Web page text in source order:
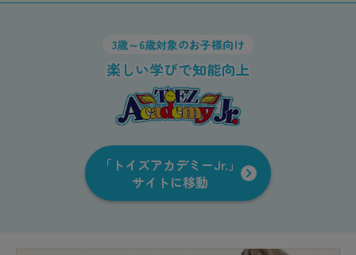
3歳～6歳対象のお子様向け
楽しい学びで知能向上
「トイズアカデミーJr.」
サイトに移動